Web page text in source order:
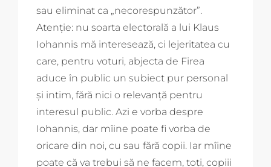
sau eliminat ca „necorespunzător”.
Atenție: nu soarta electorală a lui Klaus
Iohannis mă interesează, ci lejeritatea cu
care, pentru voturi, abjecta de Firea
aduce în public un subiect pur personal
și intim, fără nici o relevanță pentru
interesul public. Azi e vorba despre
Iohannis, dar mîine poate fi vorba de
oricare din noi, cu sau fără copii. Iar mîine
poate că va trebui să ne facem, toți, copiii